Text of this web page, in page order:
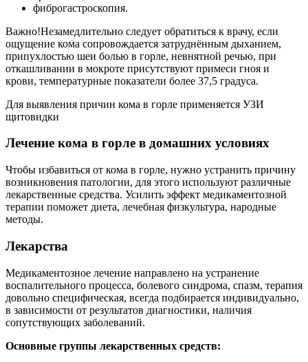
фиброгастроскопия.
Важно!Незамедлительно следует обратиться к врачу, если
ощущение кома сопровождается затруднённым дыханием,
припухлостью шеи болью в горле, невнятной речью, при
откашливании в мокроте присутствуют примеси гноя и
крови, температурные показатели более 37,5 градуса.
Для выявления причин кома в горле применяется УЗИ
щитовидки
Лечение кома в горле в домашних условиях
Чтобы избавиться от кома в горле, нужно устранить причину
возникновения патологии, для этого используют различные
лекарственные средства. Усилить эффект медикаментозной
терапии поможет диета, лечебная физкультура, народные
методы.
Лекарства
Медикаментозное лечение направлено на устранение
воспалительного процесса, болевого синдрома, спазм, терапия
довольно специфическая, всегда подбирается индивидуально,
в зависимости от результатов диагностики, наличия
сопутствующих заболеваний.
Основные группы лекарственных средств: